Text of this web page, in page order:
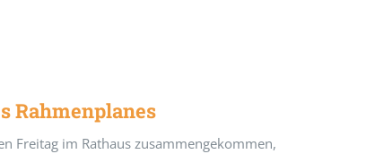
Rahmenplanes
Freitag im Rathaus zusammengekommen,